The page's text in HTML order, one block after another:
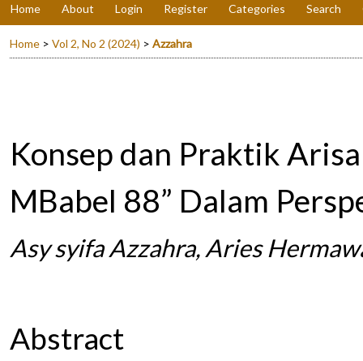
Home About Login Register Categories Search
Home > Vol 2, No 2 (2024) > Azzahra
Konsep dan Praktik
MBabel 88” Dalam
Asy syifa Azzahra, Aries
Abstract